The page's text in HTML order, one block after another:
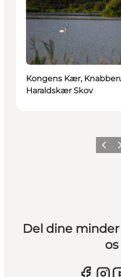
Kongens Kær,
Haraldskær Skov
Forrige
Del dine
os